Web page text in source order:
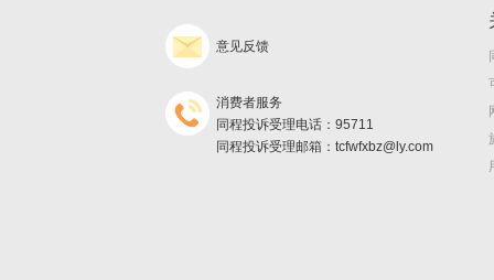
意见反馈
消费者服务
同程投诉受理电话：95711
同程投诉受理邮箱：tcfwfxbz@ly.com